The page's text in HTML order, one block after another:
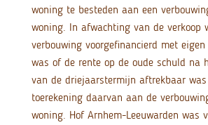
woning te besteden aan een
woning. In afwachting van de verkoop
verbouwing voorgefinancierd met
was of de rente op de oude schuld na
van de driejaarstermijn aftrekbaar
toerekening daarvan aan de
woning. Hof Arnhem-Leeuwarden was